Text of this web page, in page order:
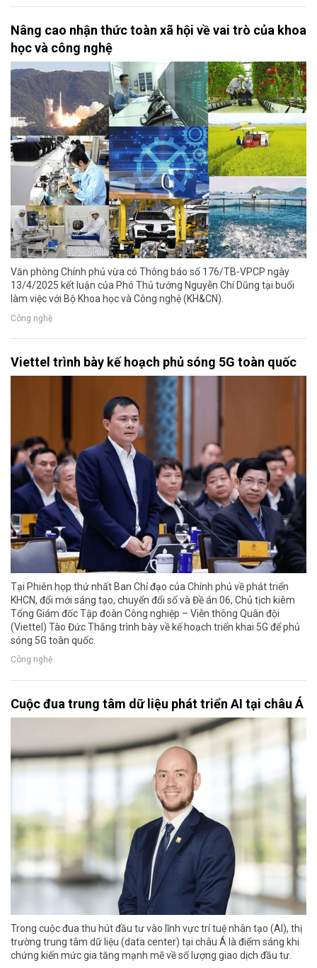
Nâng cao nhận thức toàn xã hội về vai trò của khoa
học và công nghệ
Văn phòng Chính phủ vừa có Thông báo số 176/TB-VPCP ngày
13/4/2025 kết luận của Phó Thủ tướng Nguyễn Chí Dũng tại buổi
làm việc với Bộ Khoa học và Công nghệ (KH&CN).
Công nghệ
Viettel trình bày kế hoạch phủ sóng 5G toàn quốc
Tại Phiên họp thứ nhất Ban Chỉ đạo của Chính phủ về phát triển
KHCN, đổi mới sáng tạo, chuyển đổi số và Đề án 06, Chủ tịch kiêm
Tổng Giám đốc Tập đoàn Công nghiệp – Viễn thông Quân đội
(Viettel) Tào Đức Thắng trình bày về kế hoạch triển khai 5G để phủ
sóng 5G toàn quốc.
Công nghệ
Cuộc đua trung tâm dữ liệu phát triển AI tại châu Á
Trong cuộc đua thu hút đầu tư vào lĩnh vực trí tuệ nhân tạo (AI), thị
trường trung tâm dữ liệu (data center) tại châu Á là điểm sáng khi
chứng kiến mức gia tăng mạnh mẽ về số lượng giao dịch đầu tư.